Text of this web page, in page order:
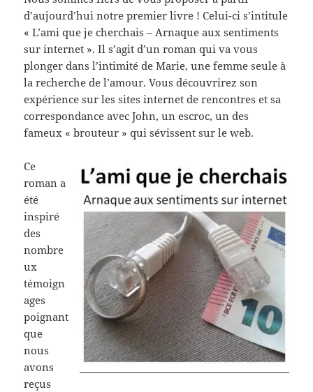
d’aujourd’hui notre premier livre ! Celui-ci s’intitule
« L’ami que je cherchais – Arnaque aux sentiments
sur internet ». Il s’agit d’un roman qui va vous
plonger dans l’intimité de Marie, une femme seule à
la recherche de l’amour. Vous découvrirez son
expérience sur les sites internet de rencontres et sa
correspondance avec John, un escroc, un des
fameux « brouteur » qui sévissent sur le web.
Ce
roman a
été
inspiré
des
nombre
ux
témoign
ages
poignant
que
nous
avons
reçus